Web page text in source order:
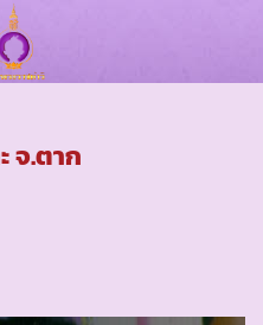
จ.ตาก